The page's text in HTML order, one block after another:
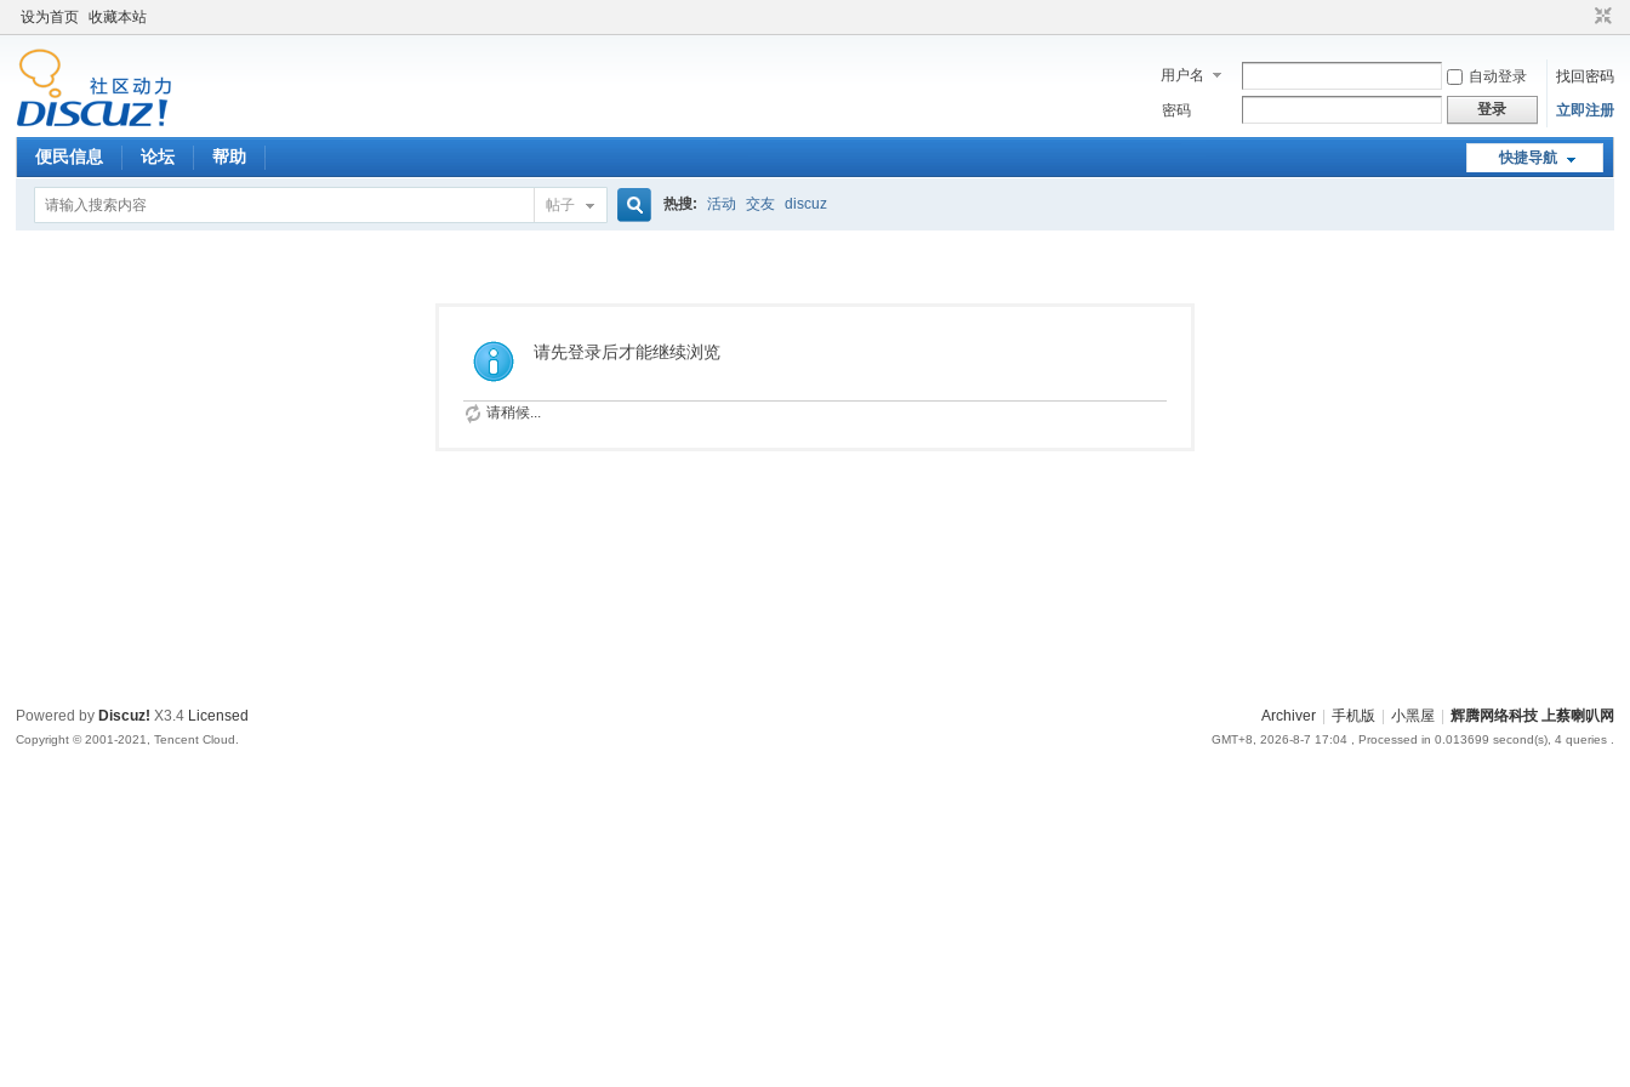
设为首页 收藏本站
用户名 自动登录
找回密码
密码
登录 立即注册
快捷导航
便民信息 论坛 帮助
帖子
索
热搜: 活动 交友 discuz
请先登录后才能继续浏览
请稍候...
Archiver 手机版 小黑屋 辉腾网络科技 上蔡喇叭网
GMT+8, 2026-8-7 17:04, Processed in 0.013699 second(s), 4 queries .
Powered by Discuz! X3.4 Licensed
Copyright © 2001-2021, Tencent Cloud.